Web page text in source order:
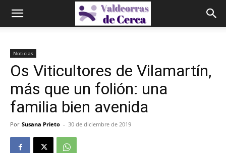
Noticias
Os Viticultores de Vilamartín,
más que un folión: una
familia bien avenida
Por Susana Prieto - 30 de diciembre de 2019